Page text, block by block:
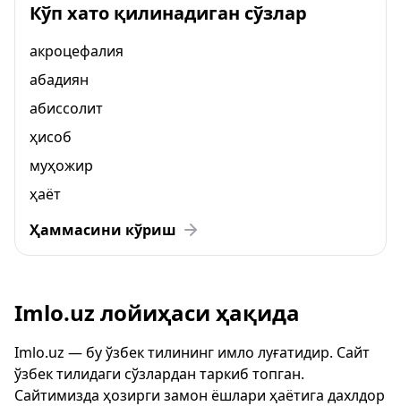
Кўп хато қилинадиган сўзлар
акроцефалия
абадиян
абиссолит
ҳисоб
муҳожир
ҳаёт
Ҳаммасини кўриш
Imlo.uz лойиҳаси ҳақида
Imlo.uz — бу ўзбек тилининг имло луғатидир. Сайт
ўзбек тилидаги сўзлардан таркиб топган.
Сайтимизда ҳозирги замон ёшлари ҳаётига дахлдор